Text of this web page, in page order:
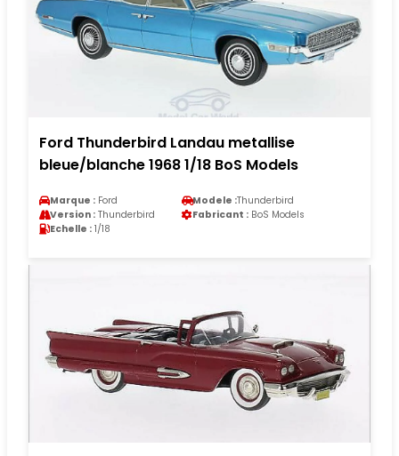
Ford Thunderbird Landau metallise
bleue/blanche 1968 1/18 BoS Models
Marque : Ford Modele :Thunderbird
Version : Thunderbird Fabricant : BoS Models
Echelle : 1/18